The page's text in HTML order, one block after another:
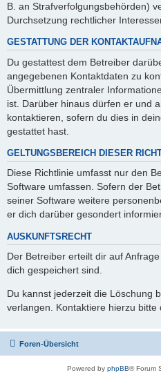
B. an Strafverfolgungsbehörden)
Durchsetzung rechtlicher
GESTATTUNG DER
Du gestattest dem Betreiber
angegebenen Kontaktdaten zu
Übermittlung zentraler
ist. Darüber hinaus dürfen er und
kontaktieren, sofern du dies in
gestattet hast.
GELTUNGSBEREICH DIESER
Diese Richtlinie umfasst nur den
Software umfassen. Sofern der
seiner Software weitere
er dich darüber gesondert
AUSKUNFTSRECHT
Der Betreiber erteilt dir auf
dich gespeichert sind.
Du kannst jederzeit die Löschung
verlangen. Kontaktiere hierzu bitte
Foren-Übersicht
Powered by phpBB® Forum